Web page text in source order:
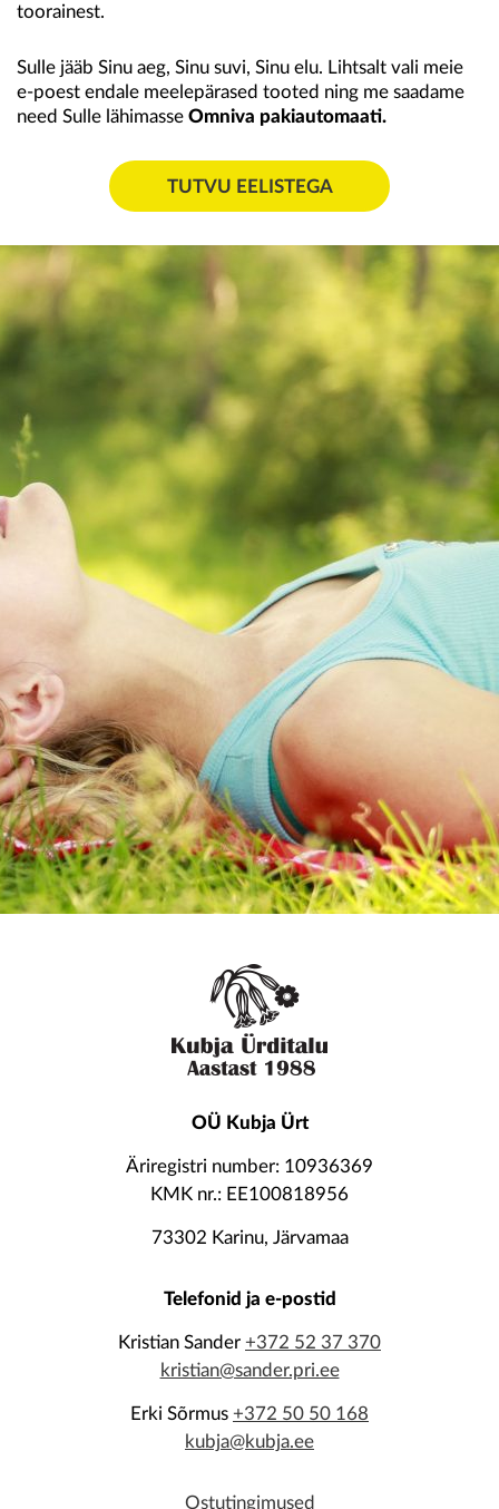
toorainest.
Sulle jääb Sinu aeg, Sinu suvi, Sinu elu. Lihtsalt vali meie
e-poest endale meelepärased tooted ning me saadame
need Sulle lähimasse Omniva pakiautomaati.
TUTVU EELISTEGA
OÜ Kubja Ürt
Äriregistri number: 10936369
KMK nr.: EE100818956
73302 Karinu, Järvamaa
Telefonid ja e-postid
Kristian Sander +372 52 37 370
kristian@sander.pri.ee
Erki Sõrmus +372 50 50 168
kubja@kubja.ee
Ostutingimused